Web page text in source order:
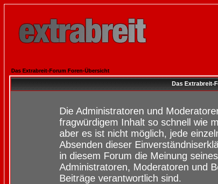
Das Extrabreit-Forum Foren-Übersicht
Das Extrabreit-
Die Administratoren und
fragwürdigem Inhalt so schnell wie
aber es ist nicht möglich, jede
Absenden dieser
in diesem Forum die Meinung
Administratoren, Moderatoren und
Beiträge verantwortlich sind.